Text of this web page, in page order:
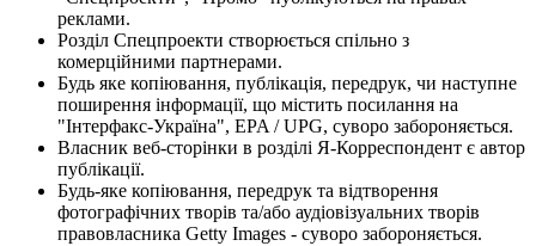
реклами.
Розділ Спецпроекти створюється спільно з
комерційними партнерами.
Будь яке копіювання, публікація, передрук, чи наступне
поширення інформації, що містить посилання на
"Інтерфакс-Україна", EPA / UPG, суворо забороняється.
Власник веб-сторінки в розділі Я-Корреспондент є автор
публікації.
Будь-яке копіювання, передрук та відтворення
фотографічних творів та/або аудіовізуальних творів
правовласника Getty Images - суворо забороняється.